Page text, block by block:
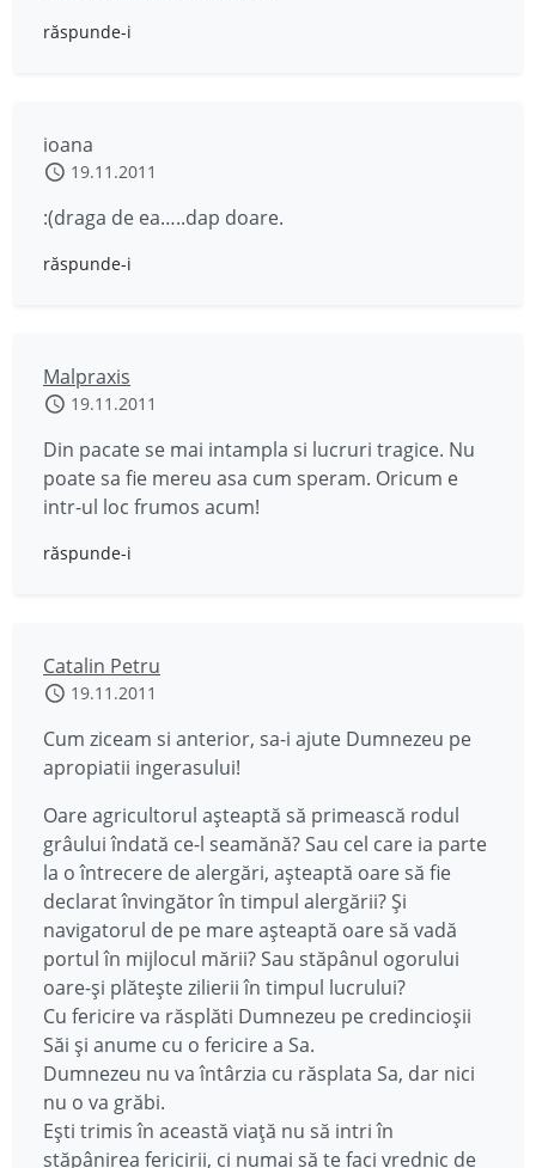
răspunde-i
ioana
19.11.2011
:(draga de ea…..dap doare.
răspunde-i
Malpraxis
19.11.2011
Din pacate se mai intampla si lucruri tragice. Nu
poate sa fie mereu asa cum speram. Oricum e
intr-ul loc frumos acum!
răspunde-i
Catalin Petru
19.11.2011
Cum ziceam si anterior, sa-i ajute Dumnezeu pe
apropiatii ingerasului!
Oare agricultorul aşteaptă să primească rodul
grâului îndată ce-l seamănă? Sau cel care ia parte
la o întrecere de alergări, aşteaptă oare să fie
declarat învingător în timpul alergării? Şi
navigatorul de pe mare aşteaptă oare să vadă
portul în mijlocul mării? Sau stăpânul ogorului
oare-şi plăteşte zilierii în timpul lucrului?
Cu fericire va răsplăti Dumnezeu pe credincioşii
Săi şi anume cu o fericire a Sa.
Dumnezeu nu va întârzia cu răsplata Sa, dar nici
nu o va grăbi.
Eşti trimis în această viaţă nu să intri în
stăpânirea fericirii, ci numai să te faci vrednic de